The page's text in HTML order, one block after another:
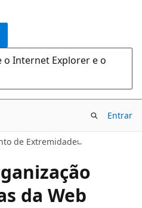
Internet Explorer e o
Entrar
de Extremidade
da Web